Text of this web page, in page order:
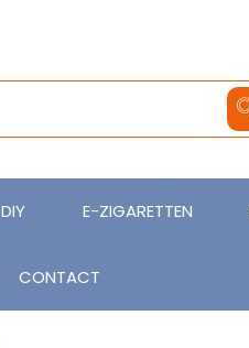
DIY E-ZIGARETTEN
CONTACT